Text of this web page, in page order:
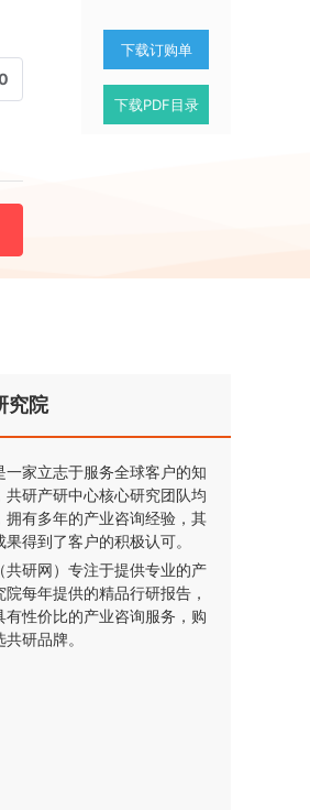
下载订购单
下载PDF目录
究院
一家立志于服务全球客户的知
共研产研中心核心研究团队均
拥有多年的产业咨询经验，其
得到了客户的积极认可。
共研网）专注于提供专业的产
每年提供的精品行研报告，
有性价比的产业咨询服务，购
研品牌。